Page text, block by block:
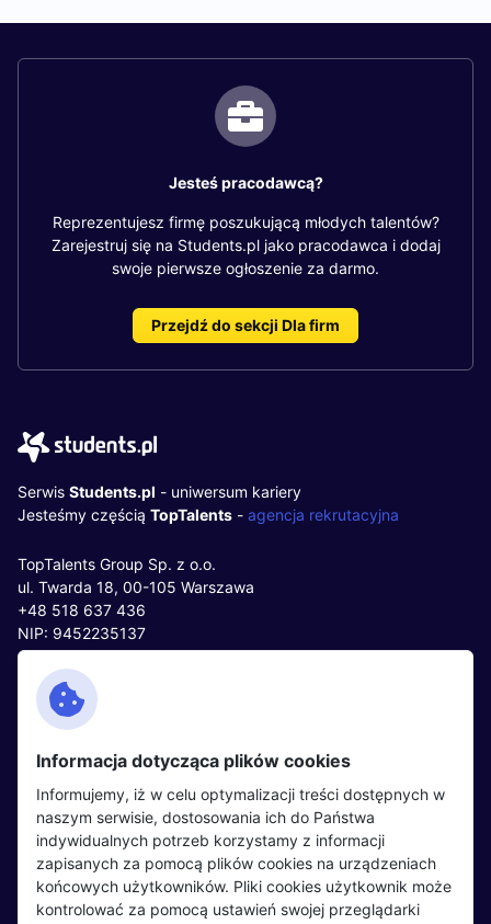
Jesteś pracodawcą?
Reprezentujesz firmę poszukującą młodych talentów?
Zarejestruj się na Students.pl jako pracodawca i dodaj
swoje pierwsze ogłoszenie za darmo.
Przejdź do sekcji Dla firm
Serwis Students.pl - uniwersum kariery
Jesteśmy częścią TopTalents - agencja rekrutacyjna
TopTalents Group Sp. z o.o.
ul. Twarda 18, 00-105 Warszawa
+48 518 637 436
NIP: 9452235137
Kontakt
Facebook
Twitter
LinkedIn
Partnerzy
Wydarzenia
Kandydaci
Regulamin kandydata
Pracodawcy
Regulamin pracodawcy
Informacja dotycząca plików cookies
Informujemy, iż w celu optymalizacji treści dostępnych w
naszym serwisie, dostosowania ich do Państwa
indywidualnych potrzeb korzystamy z informacji
zapisanych za pomocą plików cookies na urządzeniach
końcowych użytkowników. Pliki cookies użytkownik może
kontrolować za pomocą ustawień swojej przeglądarki